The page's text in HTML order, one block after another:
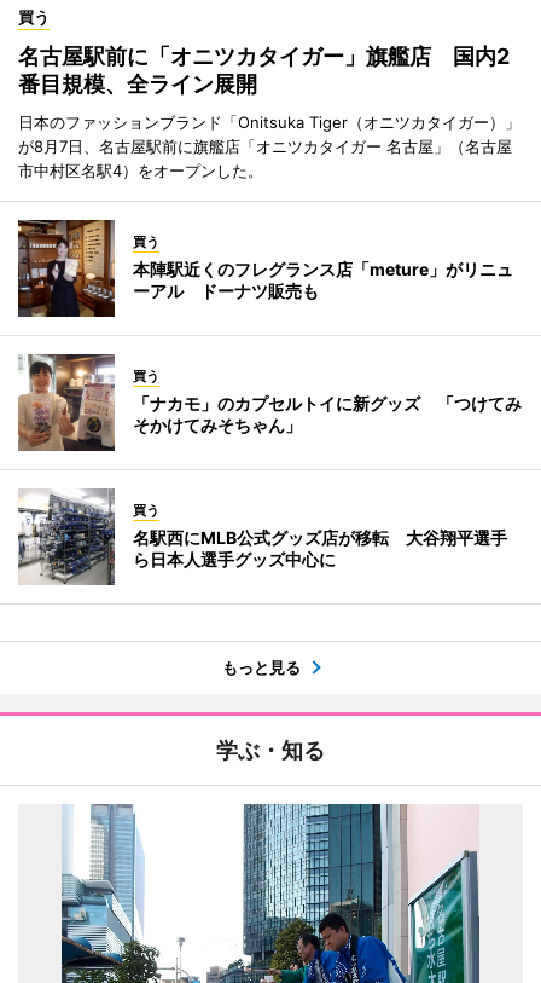
買う
名古屋駅前に「オニツカタイガー」旗艦店 国内2
番目規模、全ライン展開
日本のファッションブランド「Onitsuka Tiger（オニツカタイガー）」
が8月7日、名古屋駅前に旗艦店「オニツカタイガー 名古屋」（名古屋
市中村区名駅4）をオープンした。
買う
本陣駅近くのフレグランス店「meture」がリニュ
ーアル ドーナツ販売も
買う
「ナカモ」のカプセルトイに新グッズ 「つけてみ
そかけてみそちゃん」
買う
名駅西にMLB公式グッズ店が移転 大谷翔平選手
ら日本人選手グッズ中心に
もっと見る
学ぶ・知る